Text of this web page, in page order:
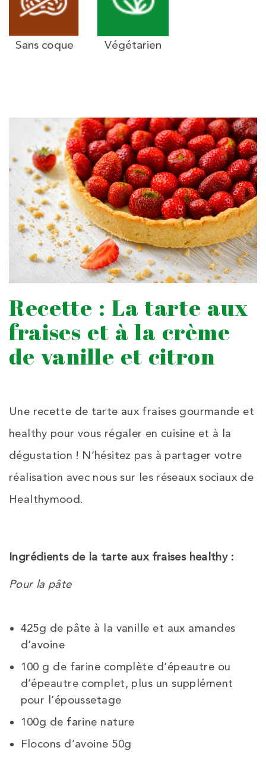
Sans coque Végétarien
Recette : La tarte aux
fraises et à la crème
de vanille et citron
Une recette de tarte aux fraises gourmande et
healthy pour vous régaler en cuisine et à la
dégustation ! N’hésitez pas à partager votre
réalisation avec nous sur les réseaux sociaux de
Healthymood.
Ingrédients de la tarte aux fraises healthy :
Pour la pâte
425g de pâte à la vanille et aux amandes
d’avoine
100 g de farine complète d’épeautre ou
d’épeautre complet, plus un supplément
pour l’époussetage
100g de farine nature
Flocons d’avoine 50g